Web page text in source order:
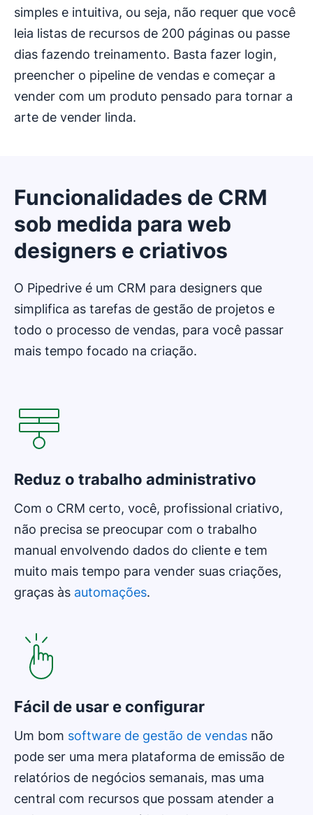
simples e intuitiva, ou seja, não requer que você
leia listas de recursos de 200 páginas ou passe
dias fazendo treinamento. Basta fazer login,
preencher o pipeline de vendas e começar a
vender com um produto pensado para tornar a
arte de vender linda.
Funcionalidades de CRM
sob medida para web
designers e criativos
O Pipedrive é um CRM para designers que
simplifica as tarefas de gestão de projetos e
todo o processo de vendas, para você passar
mais tempo focado na criação.
Reduz o trabalho administrativo
Com o CRM certo, você, profissional criativo,
não precisa se preocupar com o trabalho
manual envolvendo dados do cliente e tem
muito mais tempo para vender suas criações,
graças às automações.
Fácil de usar e configurar
Um bom software de gestão de vendas não
pode ser uma mera plataforma de emissão de
relatórios de negócios semanais, mas uma
central com recursos que possam atender a